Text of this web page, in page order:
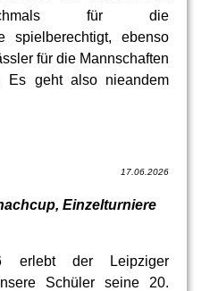
für die
spielberechtigt, ebenso
für die Mannschaften
Es geht also nieandem
17.06.2026
Einzelturniere
der Leipziger
Schüler seine 20.